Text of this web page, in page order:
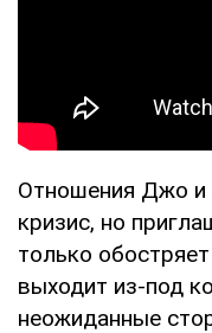
Отношения Джо
кризис, но
только
выходит из-под
неожиданные